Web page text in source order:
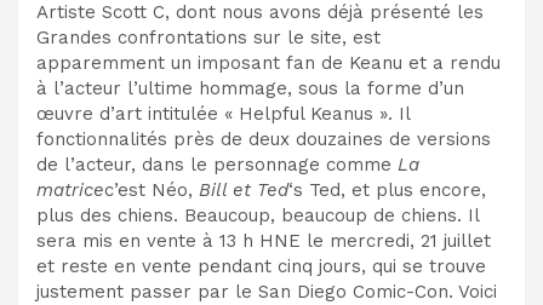
Artiste Scott C, dont nous avons déjà présenté les
Grandes confrontations sur le site, est
apparemment un imposant fan de Keanu et a rendu
à l’acteur l’ultime hommage, sous la forme d’un
œuvre d’art intitulée « Helpful Keanus ». Il
fonctionnalités près de deux douzaines de versions
de l’acteur, dans le personnage comme La
matricec’est Néo, Bill et Ted‘s Ted, et plus encore,
plus des chiens. Beaucoup, beaucoup de chiens. Il
sera mis en vente à 13 h HNE le mercredi, 21 juillet
et reste en vente pendant cinq jours, qui se trouve
justement passer par le San Diego Comic-Con. Voici